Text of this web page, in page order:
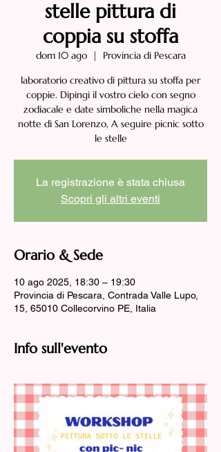
stelle pittura di
coppia su stoffa
dom 10 ago
  |
Provincia di Pescara
laboratorio creativo di pittura su stoffa per
coppie. Dipingi il vostro cielo con segno
zodiacale e date simboliche nella magica
notte di San Lorenzo, A seguire picnic sotto
le stelle
La registrazione è stata chiusa
Scopri gli altri eventi
Orario & Sede
10 ago 2025, 18:30 – 19:30
Provincia di Pescara, Contrada Valle Lupo,
15, 65010 Collecorvino PE, Italia
Info sull'evento